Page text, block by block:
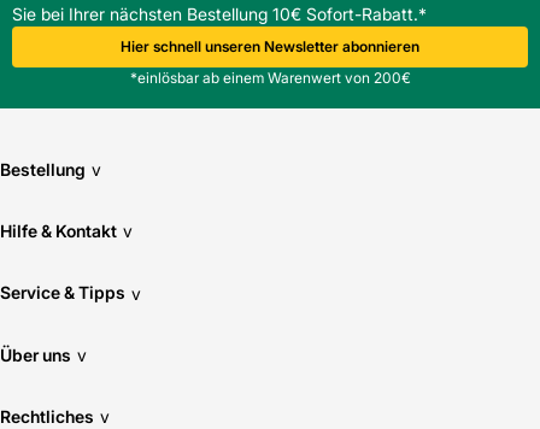
Sie bei Ihrer nächsten Bestellung 10€ Sofort-Rabatt.*
Hier schnell unseren Newsletter abonnieren
*einlösbar ab einem Warenwert von 200€
Bestellung v
Hilfe & Kontakt v
Service & Tipps v
Über uns v
Rechtliches v